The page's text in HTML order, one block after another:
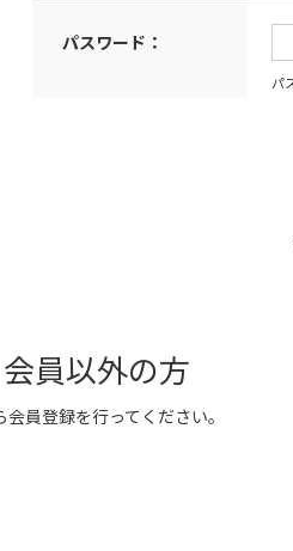
パスワード：
パ
員以外の方
員登録を行ってください。